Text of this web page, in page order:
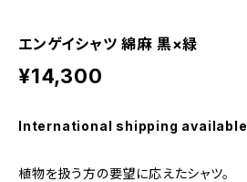
エンゲイシャツ 綿麻 黒×緑
¥14,300
International shipping available
植物を扱う方の要望に応えたシャツ。